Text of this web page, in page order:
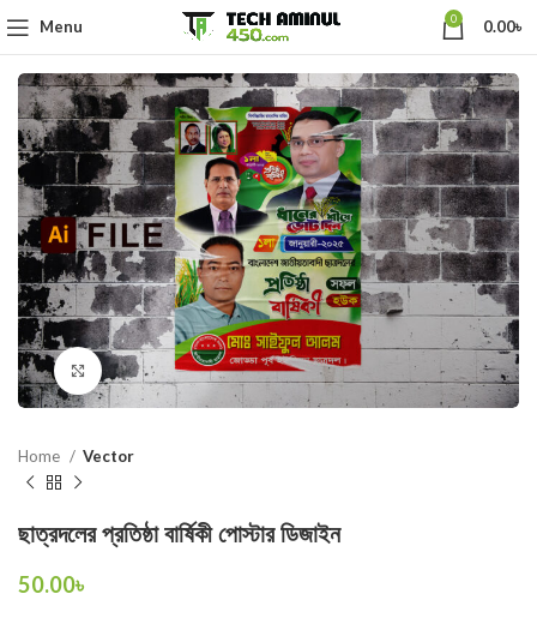
Menu 0 0.00৳
Click to enlarge
Home Vector
ছাত্রদলের প্রতিষ্ঠা বার্ষিকী পোস্টার ডিজাইন
50.00৳